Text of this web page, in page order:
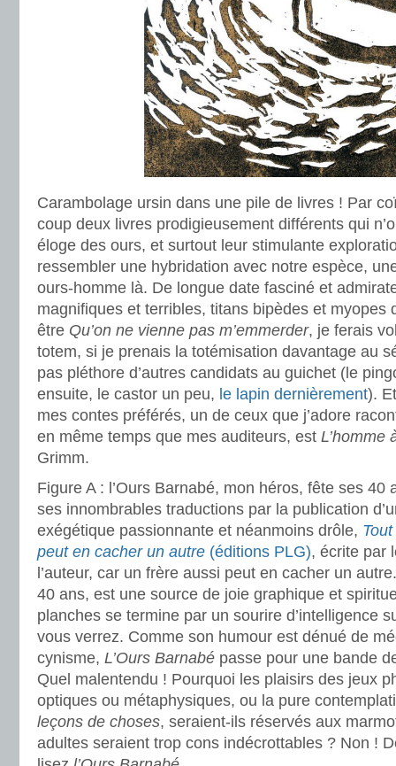
Carambolage ursin dans une pile de livres ! Par
coup deux livres prodigieusement différents qui
éloge des ours, et surtout leur stimulante
ressembler une hybridation avec notre espèce,
ours-homme là. De longue date fasciné et
magnifiques et terribles, titans bipèdes et myopes
être Qu’on ne vienne pas m’emmerder, je ferais
totem, si je prenais la totémisation davantage au
pas pléthore d’autres candidats au guichet (le
ensuite, le castor un peu, le lapin dernièrement).
mes contes préférés, un de ceux que j’adore
en même temps que mes auditeurs, est L’homme
Grimm.
Figure A : l’Ours Barnabé, mon héros, fête ses 40
ses innombrables traductions par la publication
exégétique passionnante et néanmoins drôle,
peut en cacher un autre (éditions PLG), écrite par
l’auteur, car un frère aussi peut en cacher un
40 ans, est une source de joie graphique et
planches se termine par un sourire d’intelligence
vous verrez. Comme son humour est dénué de
cynisme, L’Ours Barnabé passe pour une bande
Quel malentendu ! Pourquoi les plaisirs des jeux
optiques ou métaphysiques, ou la pure
leçons de choses, seraient-ils réservés aux
adultes seraient trop cons indécrottables ? Non !